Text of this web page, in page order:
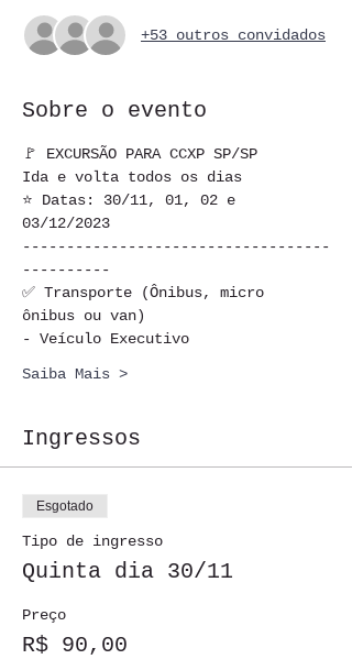
+53 outros convidados
Sobre o evento
🚩 EXCURSÃO PARA CCXP SP/SP
Ida e volta todos os dias
⭐ Datas: 30/11, 01, 02 e
03/12/2023
-----------------------------------
----------
✅ Transporte (Ônibus, micro
ônibus ou van)
- Veículo Executivo
Saiba Mais >
Ingressos
Esgotado
Tipo de ingresso
Quinta dia 30/11
Preço
R$ 90,00